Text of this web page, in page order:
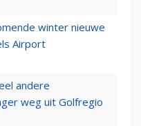
winter nieuwe
Airport
andere
weg uit Golfregio